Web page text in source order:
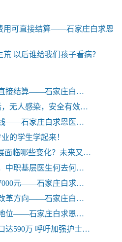
用可直接结算——石家庄白求恩
以后谁给我们孩子看病？
京津冀跨省就医费用可直接结算——石家庄白求恩医学院
9个国家接种新冠疫苗后，无人感染，安全有效！——石家庄白求恩医学院
医生职业的岗位晋升路线——石家庄白求恩医学院
的学生学起来！
经此一“疫”，中医药发展面临哪些变化？未来又有哪些机遇和挑战？
国家撤销农村医学专业，中职基层医生何去何从——石家庄白求恩医学院
护士岗位平均月薪已超7000元——石家庄白求恩医学院
疫情后中国医学教育的改革方向——石家庄白求恩医学院
切实提高医务人员社会地位——石家庄白求恩医学院
世卫组织：全球护士缺口达590万 呼吁加强护士培养